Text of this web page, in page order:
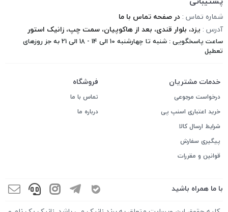
شماره تماس : در صفحه تماس با ما
آدرس : یزد، بلوار قندی، بعد از هاکوپیان، سمت چپ، زانیک استور
ساعت پاسخگویی : شنبه تا چهارشنبه 10 الی 14 - 18 الی 21 به جز روزهای
تعطیل
خدمات مشتریان
درخواست مرجوعی
خرید اعتباری اسنپ پی
شرایط ارسال کالا
پیگیری سفارش
قوانین و مقررات
فروشگاه
تماس با ما
درباره ما
با ما همراه باشید